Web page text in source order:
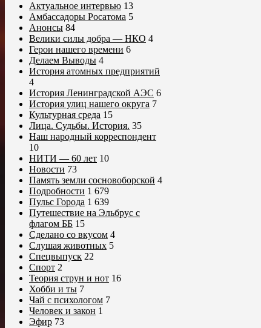
Актуальное интервью 13
Амбассадоры Росатома 5
Анонсы 84
Велики силы добра — НКО 4
Герои нашего времени 6
Делаем Выводы 4
История атомных предприятий
4
История Ленинградской АЭС 6
История улиц нашего округа 7
Культурная среда 15
Лица. Судьбы. История. 35
Наш народный корреспондент
10
НИТИ — 60 лет 10
Новости 73
Память земли сосновоборской 4
Подробности 1 679
Пульс Города 1 639
Путешествие на Эльбрус с
флагом ББ 15
Сделано со вкусом 4
Слушая животных 5
Спецвыпуск 22
Спорт 2
Теория струн и нот 16
Хобби и ты 7
Чай с психологом 7
Человек и закон 1
Эфир 73